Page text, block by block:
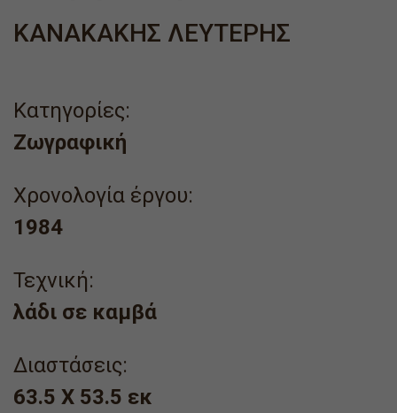
ΚΑΝΑΚΑΚΗΣ ΛΕΥΤΕΡΗΣ
Κατηγορίες:
Ζωγραφική
Χρονολογία έργου:
1984
Τεχνική:
λάδι σε καμβά
Διαστάσεις:
63.5 Χ 53.5 εκ